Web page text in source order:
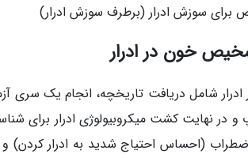
برای سوزش ادرار (برطرف سوزش ادرار)
خون در ادرار
ادرار شامل دریافت تاریخچه، انجام یک سری
و در نهایت کشت میکروبیولوژی ادرار برای
(احساس احتیاج شدید به ادرار کردن)